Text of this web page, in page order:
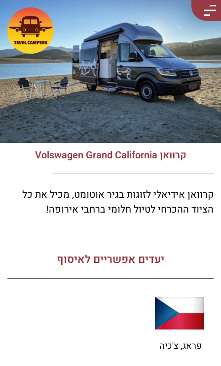
קרוואן Volswagen Grand California
קרוואן אידיאלי לזוגות בגיר אוטומט, מכיל את כל
הציוד ההכרחי לטיול חלומי ברחבי אירופה!
יעדים אפשריים לאיסוף
פראג, צ'כיה